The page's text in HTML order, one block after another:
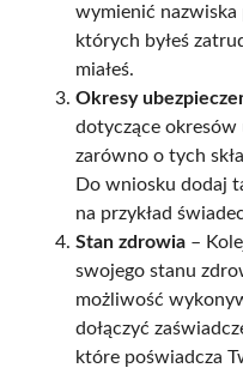
wymienić
których byłeś
miałeś.
Okresy
dotyczące okresów
zarówno o tych
Do wniosku dodaj
na przykład
Stan zdrowia –
swojego stanu
możliwość
dołączyć
które poświadcza